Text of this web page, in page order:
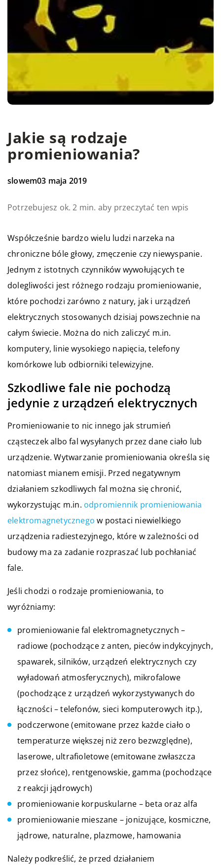
Jakie są rodzaje
promieniowania?
slowem03 maja 2019
Potrzebujesz ok. 2 min. aby przeczytać ten wpis
Współcześnie bardzo wielu ludzi narzeka na
chroniczne bóle głowy, zmęczenie czy niewyspanie.
Jednym z istotnych czynników wywołujących te
dolegliwości jest różnego rodzaju promieniowanie,
które pochodzi zarówno z natury, jak i urządzeń
elektrycznych stosowanych dzisiaj powszechnie na
całym świecie. Można do nich zaliczyć m.in.
komputery, linie wysokiego napięcia, telefony
komórkowe lub odbiorniki telewizyjne.
Szkodliwe fale nie pochodzą
jedynie z urządzeń elektrycznych
Promieniowanie to nic innego jak strumień
cząsteczek albo fal wysyłanych przez dane ciało lub
urządzenie. Wytwarzanie promieniowania określa się
natomiast mianem emisji. Przed negatywnym
działaniem szkodliwych fal można się chronić,
wykorzystując m.in. odpromiennik promieniowania
elektromagnetycznego w postaci niewielkiego
urządzenia radiestezyjnego, które w zależności od
budowy ma za zadanie rozpraszać lub pochłaniać
fale.
Jeśli chodzi o rodzaje promieniowania, to
wyróżniamy:
promieniowanie fal elektromagnetycznych –
radiowe (pochodzące z anten, pieców indykcyjnych,
spawarek, silników, urządzeń elektrycznych czy
wyładowań atmosferycznych), mikrofalowe
(pochodzące z urządzeń wykorzystywanych do
łączności – telefonów, sieci komputerowych itp.),
podczerwone (emitowane przez każde ciało o
temperaturze większej niż zero bezwzględne),
laserowe, ultrafioletowe (emitowane zwłaszcza
przez słońce), rentgenowskie, gamma (pochodzące
z reakcji jądrowych)
promieniowanie korpuskularne – beta oraz alfa
promieniowanie mieszane – jonizujące, kosmiczne,
jądrowe, naturalne, plazmowe, hamowania
Należy podkreślić, że przed działaniem